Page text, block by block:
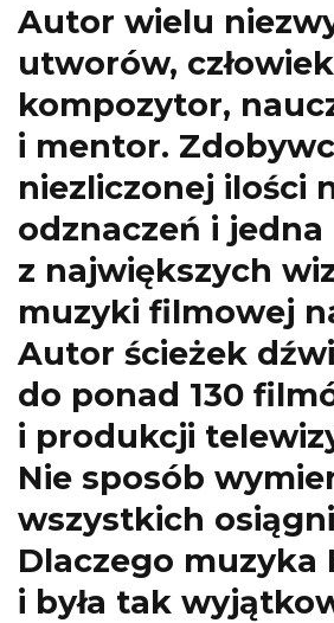
Autor wielu
utworów,
kompozytor,
i mentor.
niezliczonej ilości
odznaczeń i jedna
z największych
muzyki filmowej
Autor ścieżek
do ponad 130
i produkcji
Nie sposób
wszystkich
Dlaczego muzyka
i była tak